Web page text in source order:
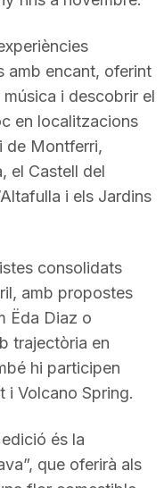
amb encant, oferint
i descobrir el
en localitzacions
de Montferri,
el Castell del
i els Jardins
consolidats
amb propostes
Ëda Diaz o
trajectòria en
hi participen
i Volcano Spring.
és la
que oferirà als